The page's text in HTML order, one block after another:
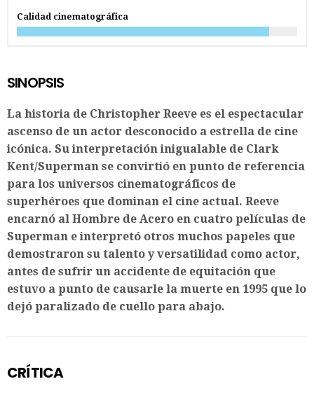
Calidad cinematográfica
SINOPSIS
La historia de Christopher Reeve es el espectacular
ascenso de un actor desconocido a estrella de cine
icónica. Su interpretación inigualable de Clark
Kent/Superman se convirtió en punto de referencia
para los universos cinematográficos de
superhéroes que dominan el cine actual. Reeve
encarnó al Hombre de Acero en cuatro películas de
Superman e interpretó otros muchos papeles que
demostraron su talento y versatilidad como actor,
antes de sufrir un accidente de equitación que
estuvo a punto de causarle la muerte en 1995 que lo
dejó paralizado de cuello para abajo.
CRÍTICA